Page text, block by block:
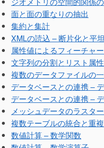
面と面の重なりの抽出
集約と集計
XMLの読込 – 断片化と平
属性値によるフィーチャ
文字列の分割とリスト属
複数のデータファイルの
データベースとの連携 –
データベースとの連携 –
メッシュデータのラスタ
複数テーブルの統合と重
数値計算 – 数学関数